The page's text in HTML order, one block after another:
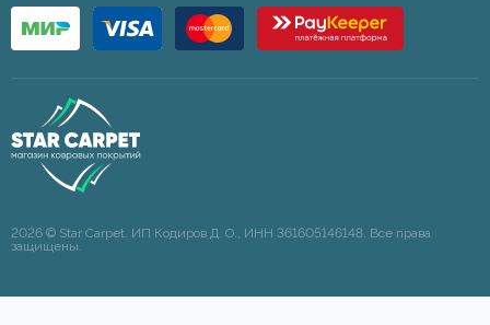
2026 © Star Carpet. ИП Кодиров Д. О., ИНН 361605146148. Все права
защищены.